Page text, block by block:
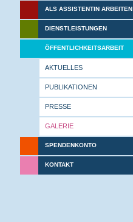
ALS ASSISTENTIN ARBEITEN
DIENSTLEISTUNGEN
ÖFFENTLICHKEITSARBEIT
AKTUELLES
PUBLIKATIONEN
PRESSE
GALERIE
SPENDENKONTO
KONTAKT